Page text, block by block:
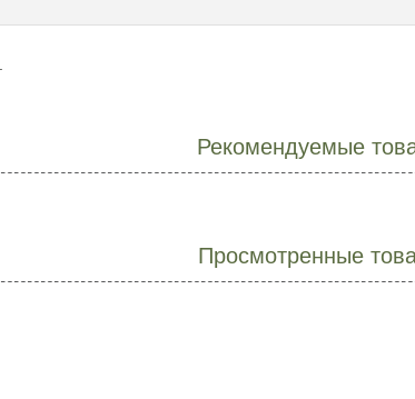
Рекомендуемые
Просмотренные